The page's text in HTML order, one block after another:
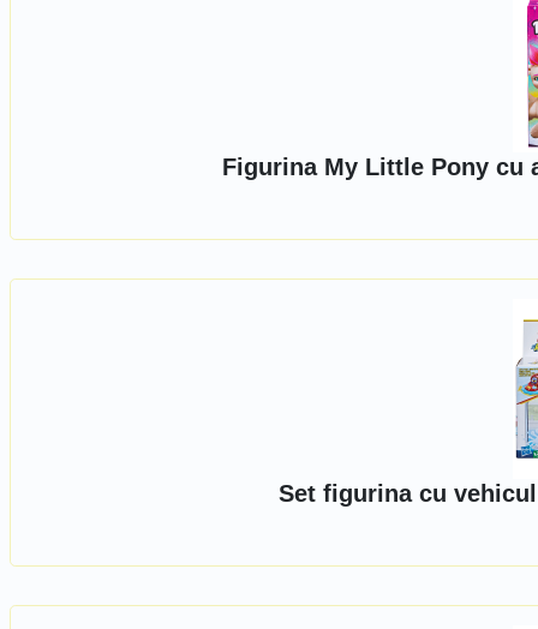
Figurina My Little Pony cu
Set figurina cu